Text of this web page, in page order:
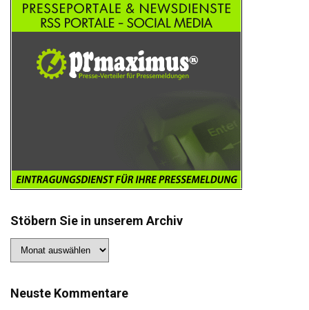
Stöbern Sie in unserem Archiv
Sie
Archiv
Neuste Kommentare